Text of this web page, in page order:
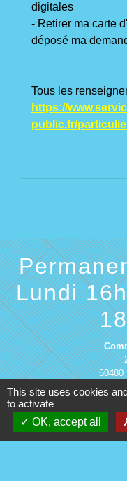
digitales
- Retirer ma carte
déposé ma
Tous les
https://
public.fr/
Lundi
60480
This site uses cookies
to activate
OK, accept all